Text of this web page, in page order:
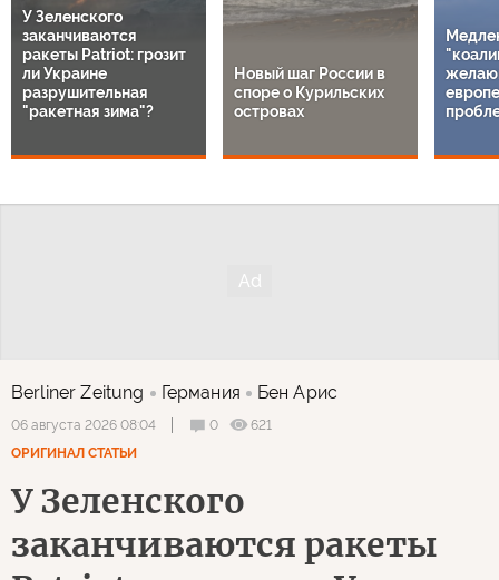
У Зеленского
заканчиваются
ракеты Patriot: грозит
ли Украине
разрушительная
"ракетная зима"?
Новый шаг России в
споре о Курильских
островах
Berliner Zeitung Германия Бен Арис
06 августа 2026 08:04 0
621
ОРИГИНАЛ СТАТЬИ
У Зеленского
заканчиваются ракеты